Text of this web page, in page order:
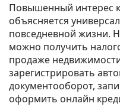
Повышенный интерес
объясняется
повседневной жизни.
можно получить
продаже
зарегистрировать
документооборот,
оформить онлайн